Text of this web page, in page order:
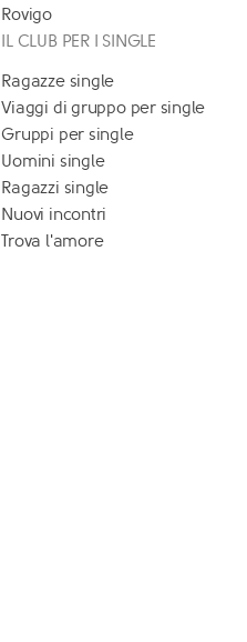
Rovigo
IL CLUB PER I SINGLE
Ragazze single
Viaggi di gruppo per single
Gruppi per single
Uomini single
Ragazzi single
Nuovi incontri
Trova l'amore